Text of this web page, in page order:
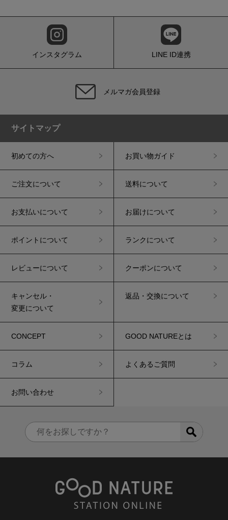
インスタグラム LINE ID連携
メルマガ会員登録
サイトマップ
初めての方へ お買い物ガイド
ご注文について 送料について
お支払いについて お届けについて
ポイントについて ランクについて
レビューについて クーポンについて
キャンセル・
変更について
返品・交換について
CONCEPT GOOD NATUREとは
コラム よくあるご質問
お問い合わせ